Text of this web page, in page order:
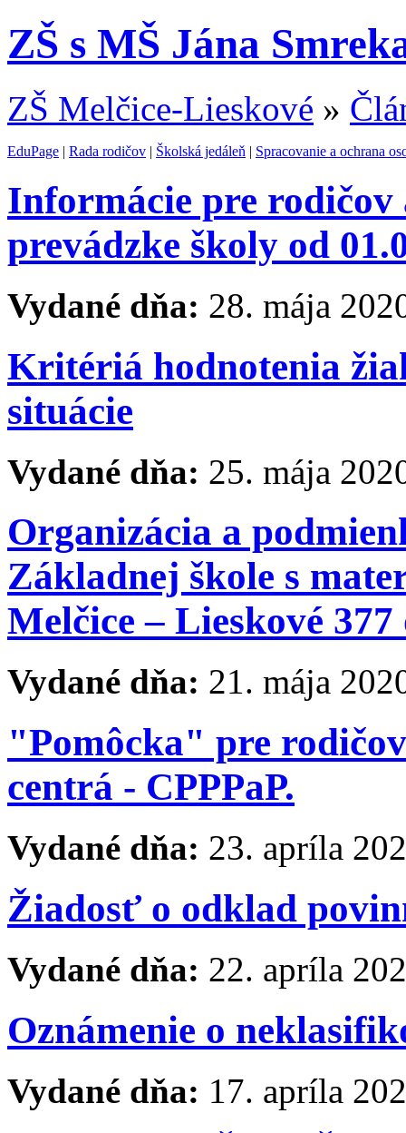
ZŠ s MŠ Jána
ZŠ Melčice-Lieskové »
EduPage | Rada rodičov | Školská jedáleň | Spracovanie a ochrana
Informácie pre rodičov
prevádzke školy od
Vydané dňa: 28. mája
Kritériá hodnotenia
situácie
Vydané dňa: 25. mája
Organizácia a
Základnej škole s
Melčice – Lieskové 377
Vydané dňa: 21. mája
"Pomôcka" pre
centrá - CPPPaP.
Vydané dňa: 23. apríla
Žiadosť o odklad
Vydané dňa: 22. apríla
Oznámenie o
Vydané dňa: 17. apríla